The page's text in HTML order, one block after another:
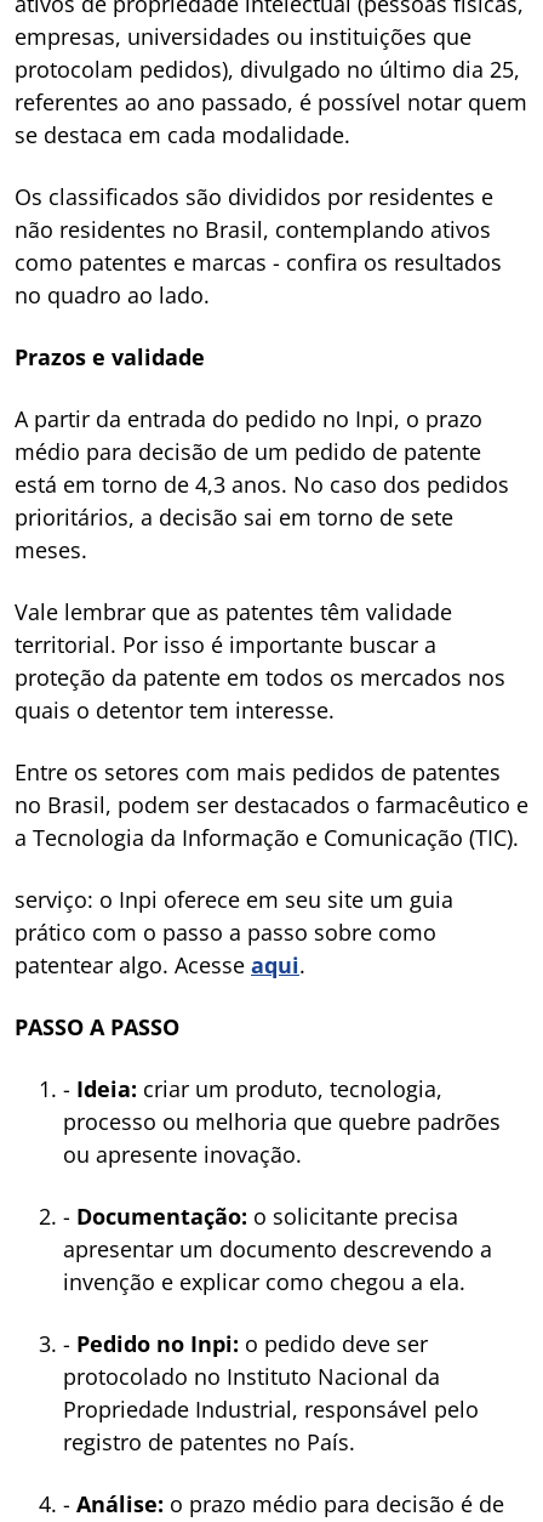
empresas, universidades ou instituições que
protocolam pedidos), divulgado no último dia 25,
referentes ao ano passado, é possível notar quem
se destaca em cada modalidade.
Os classificados são divididos por residentes e
não residentes no Brasil, contemplando ativos
como patentes e marcas - confira os resultados
no quadro ao lado.
Prazos e validade
A partir da entrada do pedido no Inpi, o prazo
médio para decisão de um pedido de patente
está em torno de 4,3 anos. No caso dos pedidos
prioritários, a decisão sai em torno de sete
meses.
Vale lembrar que as patentes têm validade
territorial. Por isso é importante buscar a
proteção da patente em todos os mercados nos
quais o detentor tem interesse.
Entre os setores com mais pedidos de patentes
no Brasil, podem ser destacados o farmacêutico e
a Tecnologia da Informação e Comunicação (TIC).
serviço: o Inpi oferece em seu site um guia
prático com o passo a passo sobre como
patentear algo. Acesse aqui.
PASSO A PASSO
- Ideia: criar um produto, tecnologia,
processo ou melhoria que quebre padrões
ou apresente inovação.
- Documentação: o solicitante precisa
apresentar um documento descrevendo a
invenção e explicar como chegou a ela.
- Pedido no Inpi: o pedido deve ser
protocolado no Instituto Nacional da
Propriedade Industrial, responsável pelo
registro de patentes no País.
- Análise: o prazo médio para decisão é de